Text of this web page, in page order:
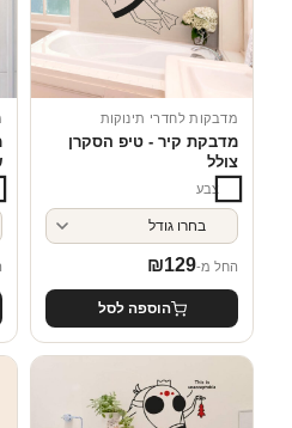
מדבקות לחדרי תינוקות
מדבקת קיר - טיפ הסקרן
צולל
צבע
החל מ- ₪129
הוספה לסל